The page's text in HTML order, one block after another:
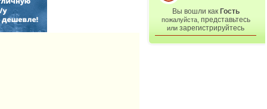
Вы вошли как Гость
пожалуйста, представьтесь
или зарегистрируйтесь